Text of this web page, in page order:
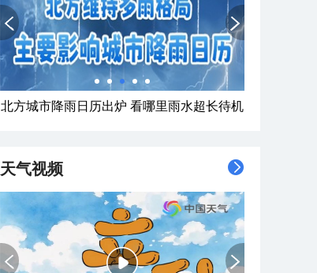
北方城市降雨日历出炉 看哪里雨水超长待机
天气视频